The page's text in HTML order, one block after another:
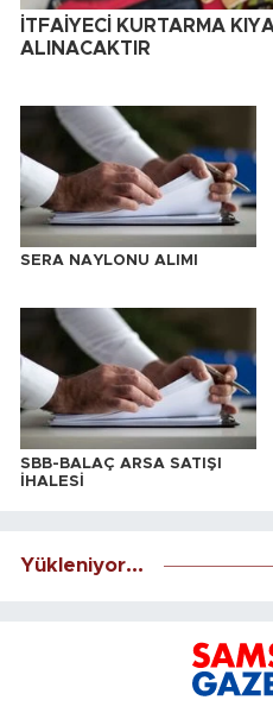
İTFAİYECİ KURTARMA
ALINACAKTIR
SERA NAYLONU ALIMI
SBB-BALAÇ ARSA SATIŞI
İHALESİ
Yükleniyor...